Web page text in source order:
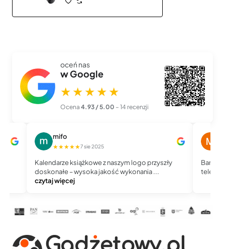
oceń nas
w Google
★★★★★
Ocena 4.93 / 5.00 – 14 recenzji
mifo
★★★★★7 sie 2025
Kalendarze książkowe z naszym logo przyszły
doskonałe – wysoka jakość wykonania ...
czytaj więcej
Bardzo